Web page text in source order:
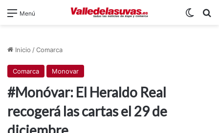
Menú
Inicio /Comarca
Comarca Monovar
#Monóvar: El Heraldo Real
recogerá las cartas el 29 de